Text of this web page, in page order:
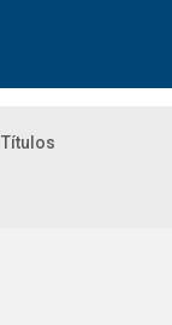
Títulos